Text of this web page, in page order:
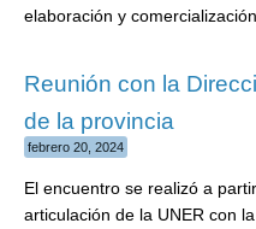
elaboración y
Reunión con la
de la provincia
febrero 20, 2024
El encuentro se realizó a
articulación de la UNER con